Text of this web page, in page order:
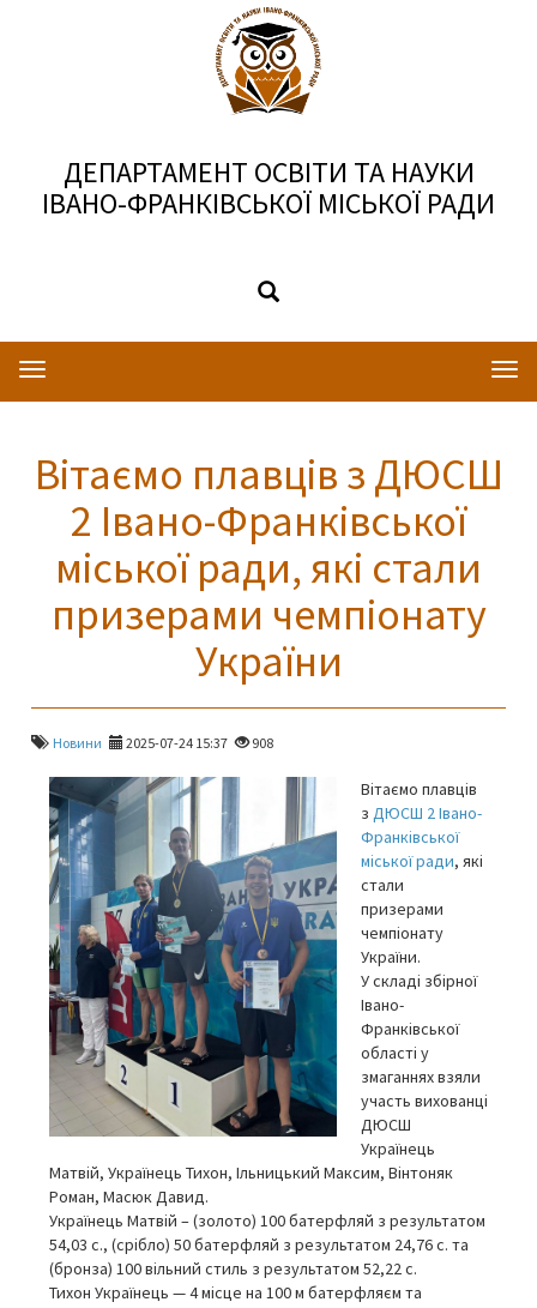
ДЕПАРТАМЕНТ ОСВІТИ ТА НАУКИ
ІВАНО-ФРАНКІВСЬКОЇ МІСЬКОЇ РАДИ
Toggle
Вітаємо плавців з ДЮСШ
2 Івано-Франківської
міської ради, які стали
призерами чемпіонату
України
Новини 2025-07-24 15:37 908
Вітаємо плавців
з ДЮСШ 2 Івано-
Франківської
міської ради, які
стали
призерами
чемпіонату
України.
У складі збірної
Івано-
Франківської
області у
змаганнях взяли
участь вихованці
ДЮСШ
Українець
Матвій, Українець Тихон, Ільницький Максим, Вінтоняк
Роман, Масюк Давид.
Українець Матвій – (золото) 100 батерфляй з результатом
54,03 с., (срібло) 50 батерфляй з результатом 24,76 с. та
(бронза) 100 вільний стиль з результатом 52,22 с.
Тихон Українець — 4 місце на 100 м батерфляєм та